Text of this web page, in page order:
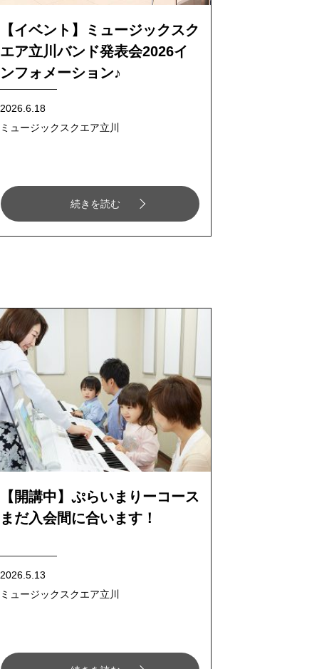
【イベント】ミュージックスク
エア立川バンド発表会2026イ
ンフォメーション♪
2026.6.18
ミュージックスクエア立川
続きを読む
【開講中】ぷらいまりーコース
まだ入会間に合います！
2026.5.13
ミュージックスクエア立川